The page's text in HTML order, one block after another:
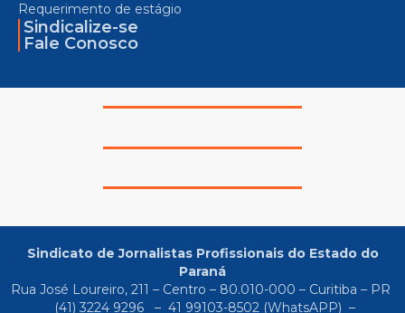
Requerimento de estágio
Sindicalize-se
Fale Conosco
Sindicato de Jornalistas Profissionais do Estado do
Paraná
Rua José Loureiro, 211 – Centro – 80.010-000 – Curitiba – PR
(41) 3224 9296
– 41 99103-8502(WhatsAPP) –